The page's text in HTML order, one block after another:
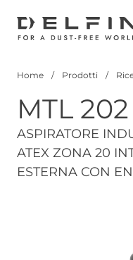
di
pane
Home Prodotti
MTL
ASPIRATORE
ATEX ZONA 20
ESTERNA CON